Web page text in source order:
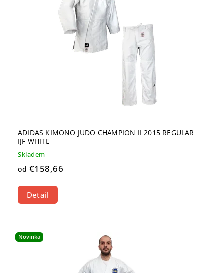
ADIDAS KIMONO JUDO CHAMPION II 2015 REGULAR
IJF WHITE
Skladem
od €158,66
Detail
Novinka